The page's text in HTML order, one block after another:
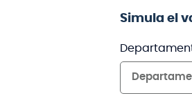
Simula el